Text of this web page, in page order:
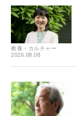
教養・カルチャー
2026.08.08